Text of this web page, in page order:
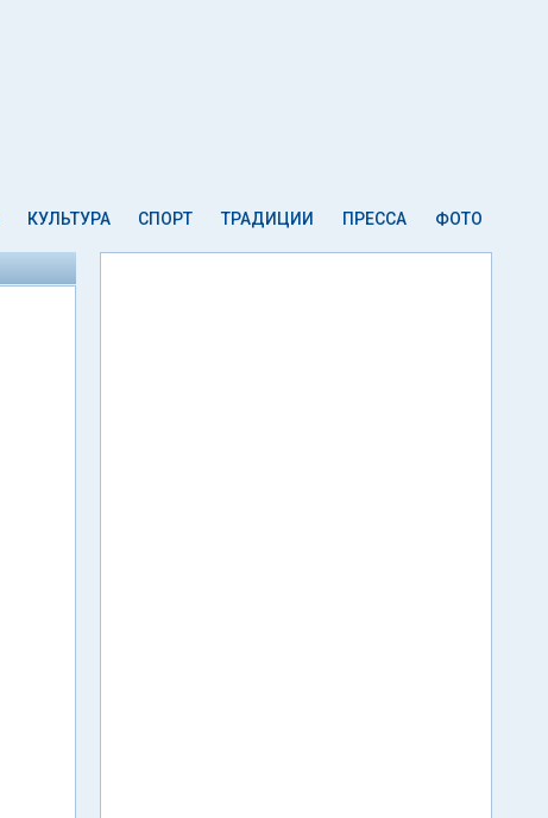
КУЛЬТУРА СПОРТ ТРАДИЦИИ ПРЕССА ФОТО